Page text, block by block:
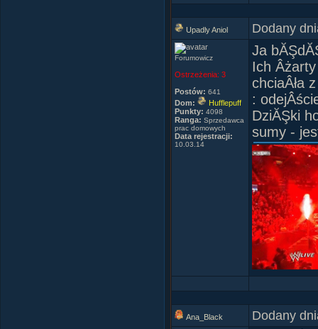
Upadly Aniol Dodany
Forumowicz
Ostrzeżenia: 3
Postów: 641
Dom:
Hufflepuff
Punkty: 4098
Ranga: Sprzedawca
prac domowych
Data rejestracji:
10.03.14
Ja
Ich
chciaÂła
:
DziĂŞki
sumy -
Ana_Black Dodany